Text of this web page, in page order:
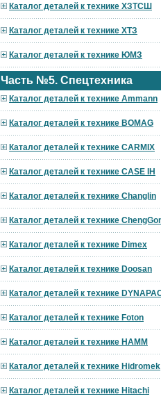
Каталог деталей к технике ХЗТСШ
Каталог деталей к технике ХТЗ
Каталог деталей к технике ЮМЗ
Часть №5. Спецтехника
Каталог деталей к технике Ammann
Каталог деталей к технике BOMAG
Каталог деталей к технике CARMIX
Каталог деталей к технике CASE IH
Каталог деталей к технике Changlin
Каталог деталей к технике
Каталог деталей к технике Dimex
Каталог деталей к технике Doosan
Каталог деталей к технике
Каталог деталей к технике Foton
Каталог деталей к технике HAMM
Каталог деталей к технике Hidromek
Каталог деталей к технике Hitachi